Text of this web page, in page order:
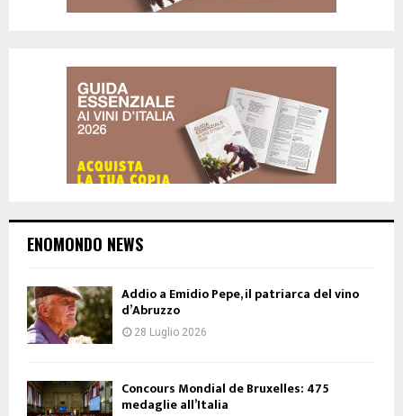
ENOMONDO NEWS
Addio a Emidio Pepe, il patriarca del vino
d’Abruzzo
28 Luglio 2026
Concours Mondial de Bruxelles: 475
medaglie all’Italia